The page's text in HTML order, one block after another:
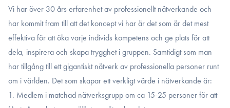
Vi har över 30 års erfarenhet av professionellt nätverkande och
har kommit fram till att det koncept vi har är det som är det mest
effektiva för att öka varje individs kompetens och ge plats för att
dela, inspirera och skapa trygghet i gruppen. Samtidigt som man
har tillgång till ett gigantiskt nätverk av professionella personer runt
om i världen. Det som skapar ett verkligt värde i nätverkande är:
1. Medlem i matchad nätverksgrupp om ca 15-25 personer för att